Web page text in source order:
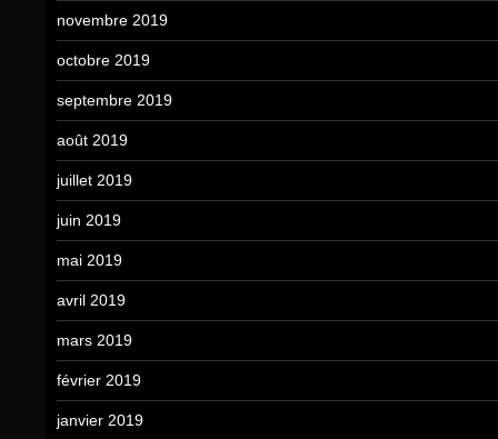
novembre 2019
octobre 2019
septembre 2019
août 2019
juillet 2019
juin 2019
mai 2019
avril 2019
mars 2019
février 2019
janvier 2019